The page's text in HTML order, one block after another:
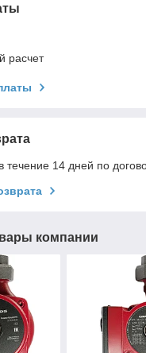
расчет
течение 14 дней по
компании